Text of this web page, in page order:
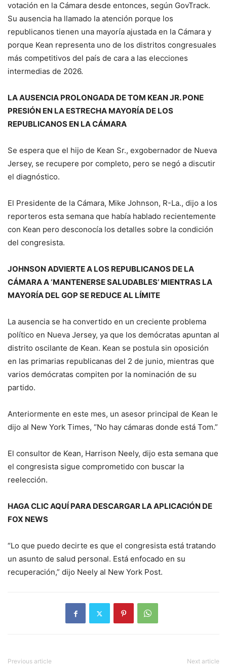
votación en la Cámara desde entonces, según GovTrack.
Su ausencia ha llamado la atención porque los
republicanos tienen una mayoría ajustada en la Cámara y
porque Kean representa uno de los distritos congresuales
más competitivos del país de cara a las elecciones
intermedias de 2026.
LA AUSENCIA PROLONGADA DE TOM KEAN JR. PONE
PRESIÓN EN LA ESTRECHA MAYORÍA DE LOS
REPUBLICANOS EN LA CÁMARA
Se espera que el hijo de Kean Sr., exgobernador de Nueva
Jersey, se recupere por completo, pero se negó a discutir
el diagnóstico.
El Presidente de la Cámara, Mike Johnson, R-La., dijo a los
reporteros esta semana que había hablado recientemente
con Kean pero desconocía los detalles sobre la condición
del congresista.
JOHNSON ADVIERTE A LOS REPUBLICANOS DE LA
CÁMARA A ‘MANTENERSE SALUDABLES’ MIENTRAS LA
MAYORÍA DEL GOP SE REDUCE AL LÍMITE
La ausencia se ha convertido en un creciente problema
político en Nueva Jersey, ya que los demócratas apuntan al
distrito oscilante de Kean. Kean se postula sin oposición
en las primarias republicanas del 2 de junio, mientras que
varios demócratas compiten por la nominación de su
partido.
Anteriormente en este mes, un asesor principal de Kean le
dijo al New York Times, “No hay cámaras donde está Tom.”
El consultor de Kean, Harrison Neely, dijo esta semana que
el congresista sigue comprometido con buscar la
reelección.
HAGA CLIC AQUÍ PARA DESCARGAR LA APLICACIÓN DE
FOX NEWS
“Lo que puedo decirte es que el congresista está tratando
un asunto de salud personal. Está enfocado en su
recuperación,” dijo Neely al New York Post.
Previous article Next article